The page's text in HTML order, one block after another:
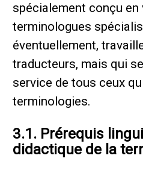
spécialement conçu en
terminologues
éventuellement,
traducteurs, mais qui
service de tous ceux
terminologies.
3.1. Prérequis
didactique de la